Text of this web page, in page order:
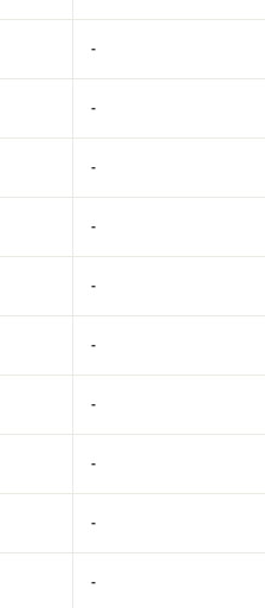
-
-
-
-
-
-
-
-
-
-